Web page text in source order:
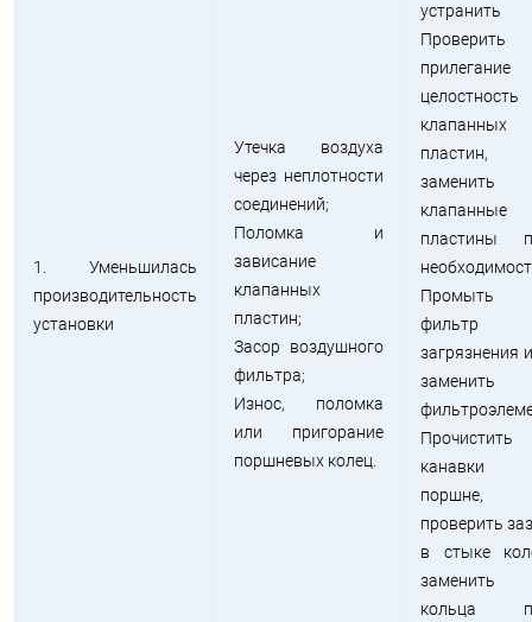
1. Уменьшилась
производительность
установки
Утечка воздуха
через неплотности
соединений;
Поломка и
зависание
клапанных
пластин;
Засор воздушного
фильтра;
Износ, поломка
или пригорание
поршневых колец.
устранить
Проверить
целостность
клапанных
пластин,
заменить
клапанные
пластины
Промыть
фильтр
загрязнения
заменить
Прочистить
поршне,
проверить
в стыке
заменить
кольца